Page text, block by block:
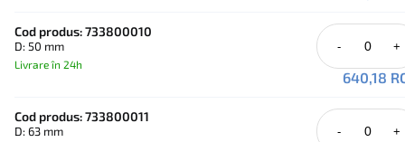
distribuției fluidelor industriale.
Cod produs: 733800010
D: 50 mm
Livrare în 24h
- +
640,18
Cod produs: 733800011
D: 63 mm - +